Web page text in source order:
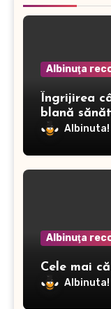
Albinuţa
Îngrijirea
blană
dermatitei
Albinuta!
Albinuţa
Cele mai
Albinuta!